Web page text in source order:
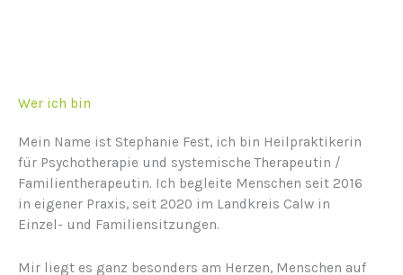
Wer ich bin
Mein Name ist Stephanie Fest, ich bin Heilpraktikerin
für Psychotherapie und systemische Therapeutin /
Familientherapeutin. Ich begleite Menschen seit 2016
in eigener Praxis, seit 2020 im Landkreis Calw in
Einzel- und Familiensitzungen.
Mir liegt es ganz besonders am Herzen, Menschen auf